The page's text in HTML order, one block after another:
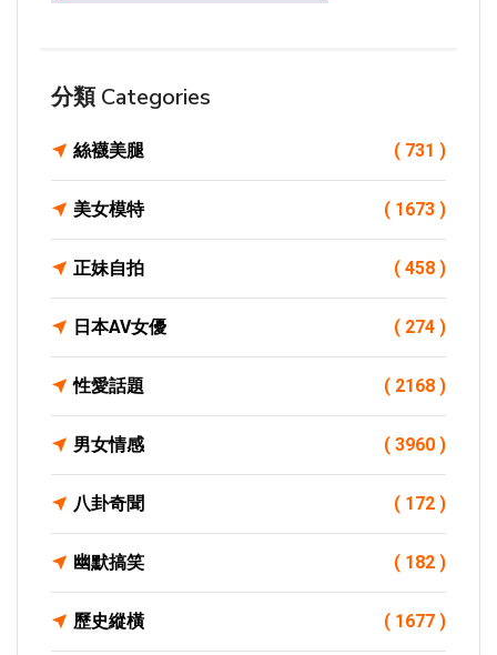
分類 Categories
絲襪美腿 ( 731 )
美女模特 ( 1673 )
正妹自拍 ( 458 )
日本AV女優 ( 274 )
性愛話題 ( 2168 )
男女情感 ( 3960 )
八卦奇聞 ( 172 )
幽默搞笑 ( 182 )
歷史縱橫 ( 1677 )